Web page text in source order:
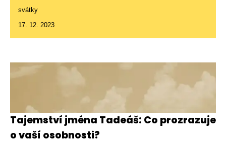
svátky
17. 12. 2023
Tajemství jména Tadeáš: Co prozrazuje
o vaší osobnosti?